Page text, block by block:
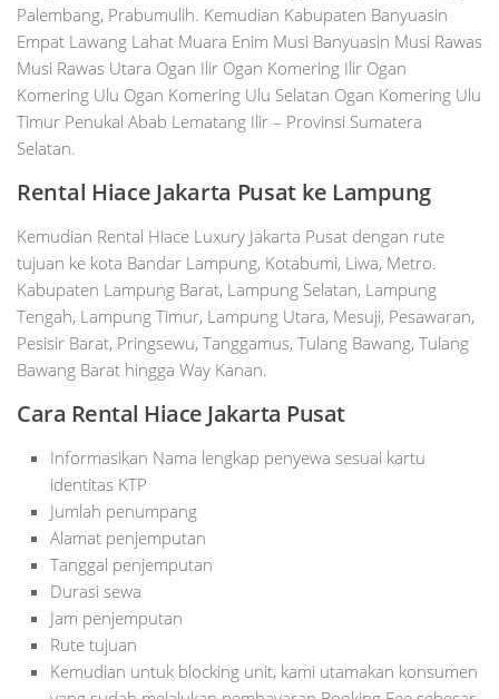
Palembang, Prabumulih. Kemudian Kabupaten Banyuasin
Empat Lawang Lahat Muara Enim Musi Banyuasin Musi Rawas
Musi Rawas Utara Ogan Ilir Ogan Komering Ilir Ogan
Komering Ulu Ogan Komering Ulu Selatan Ogan Komering Ulu
Timur Penukal Abab Lematang Ilir – Provinsi Sumatera
Selatan.
Rental Hiace Jakarta Pusat ke Lampung
Kemudian Rental Hiace Luxury Jakarta Pusat dengan rute
tujuan ke kota Bandar Lampung, Kotabumi, Liwa, Metro.
Kabupaten Lampung Barat, Lampung Selatan, Lampung
Tengah, Lampung Timur, Lampung Utara, Mesuji, Pesawaran,
Pesisir Barat, Pringsewu, Tanggamus, Tulang Bawang, Tulang
Bawang Barat hingga Way Kanan.
Cara Rental Hiace Jakarta Pusat
Informasikan Nama lengkap penyewa sesuai kartu
identitas KTP
Jumlah penumpang
Alamat penjemputan
Tanggal penjemputan
Durasi sewa
Jam penjemputan
Rute tujuan
Kemudian untuk blocking unit, kami utamakan konsumen